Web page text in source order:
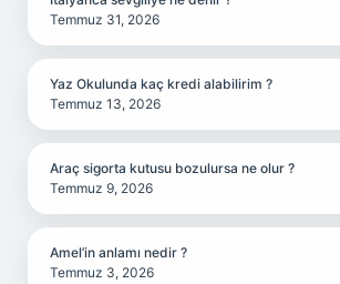
Temmuz 31, 2026
Yaz Okulunda kaç kredi alabilirim ?
Temmuz 13, 2026
Araç sigorta kutusu bozulursa ne olur ?
Temmuz 9, 2026
Amel’in anlamı nedir ?
Temmuz 3, 2026